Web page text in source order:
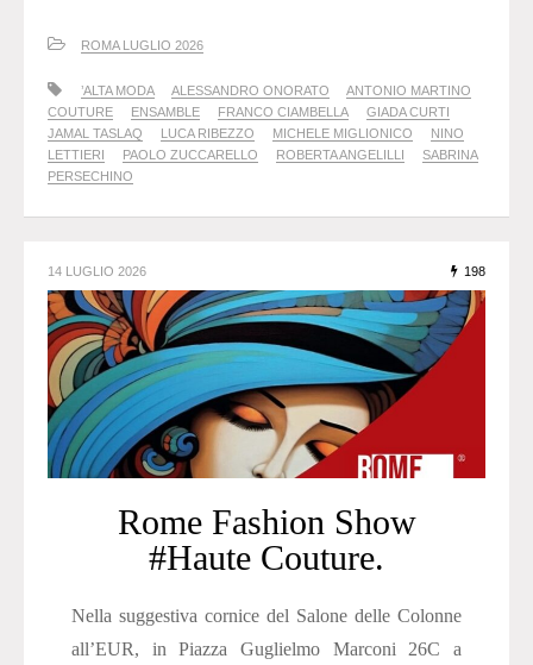
ROMA LUGLIO 2026
’ALTA MODA ALESSANDRO ONORATO
ANTONIO MARTINO
COUTURE
ENSAMBLE FRANCO CIAMBELLA
GIADA CURTI
JAMAL TASLAQ
LUCA RIBEZZO MICHELE MIGLIONICO
NINO
LETTIERI
PAOLO ZUCCARELLO ROBERTA ANGELILLI
SABRINA
PERSECHINO
14 LUGLIO 2026 198
Rome Fashion Show
#Haute Couture.
Nella suggestiva cornice del Salone delle Colonne
all’EUR, in Piazza Guglielmo Marconi 26C a